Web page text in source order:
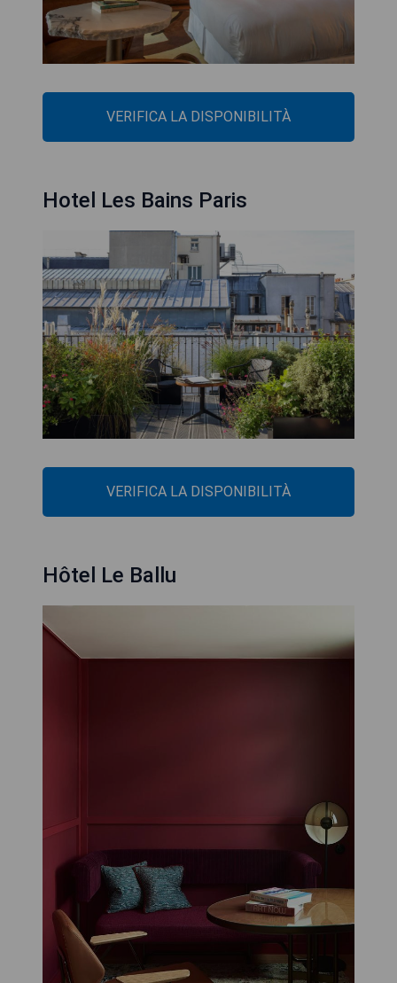
VERIFICA LA DISPONIBILITÀ
Hotel Les Bains Paris
VERIFICA LA DISPONIBILITÀ
Hôtel Le Ballu